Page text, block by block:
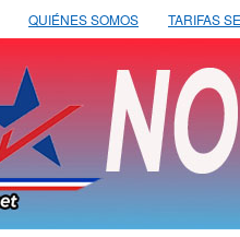
QUIÉNES SOMOS TARIFAS